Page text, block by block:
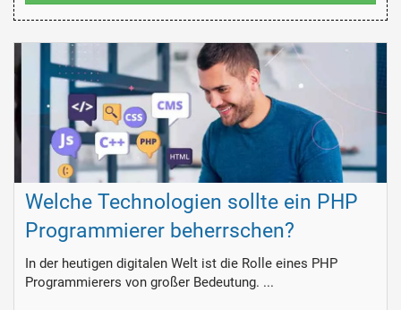
Welche Technologien sollte ein PHP
Programmierer beherrschen?
In der heutigen digitalen Welt ist die Rolle eines PHP
Programmierers von großer Bedeutung. ...